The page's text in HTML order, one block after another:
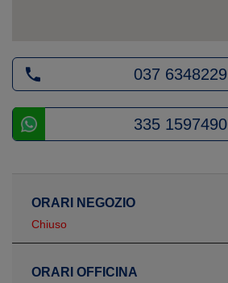
037 6348229
335 1597490
ORARI NEGOZIO
Chiuso
ORARI OFFICINA